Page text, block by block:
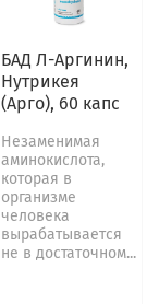
БАД Л-Аргинин,
Нутрикея
(Арго), 60 капс
Незаменимая
аминокислота,
которая в
организме
человека
вырабатывается
не в достаточном...